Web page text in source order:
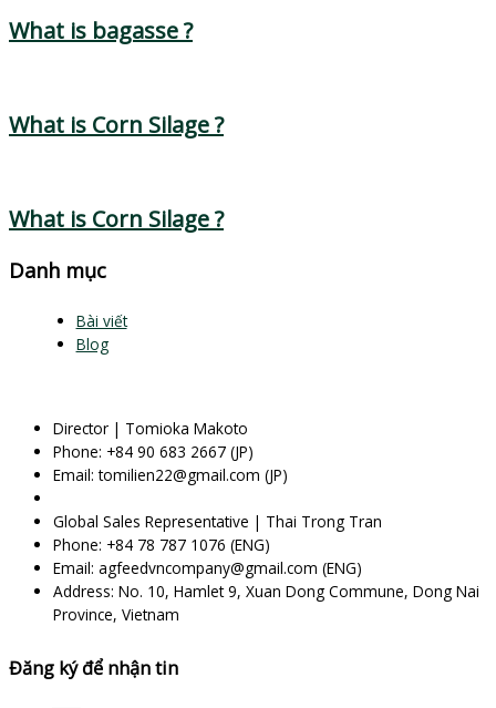
What is bagasse ?
What is Corn Silage ?
What is Corn Silage ?
Danh mục
Bài viết
Blog
Director | Tomioka Makoto
Phone: +84 90 683 2667 (JP)
Email: tomilien22@gmail.com (JP)
Global Sales Representative | Thai Trong Tran
Phone: +84 78 787 1076 (ENG)
Email: agfeedvncompany@gmail.com (ENG)
Address: No. 10, Hamlet 9, Xuan Dong Commune, Dong Nai
Province, Vietnam
Đăng ký để nhận tin